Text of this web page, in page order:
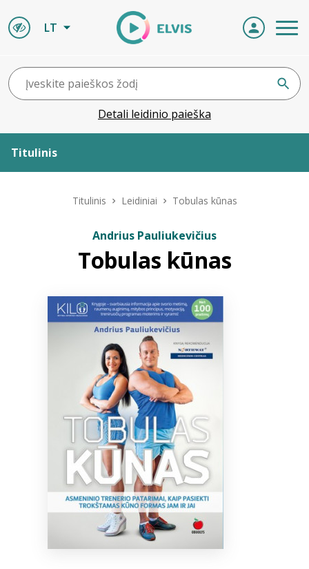
LT
Detali leidinio paieška
Titulinis
ELVIS atvyksta
Naujienos
Titulinis Leidiniai Tobulas kūnas
Andrius Pauliukevičius
Tobulas kūnas